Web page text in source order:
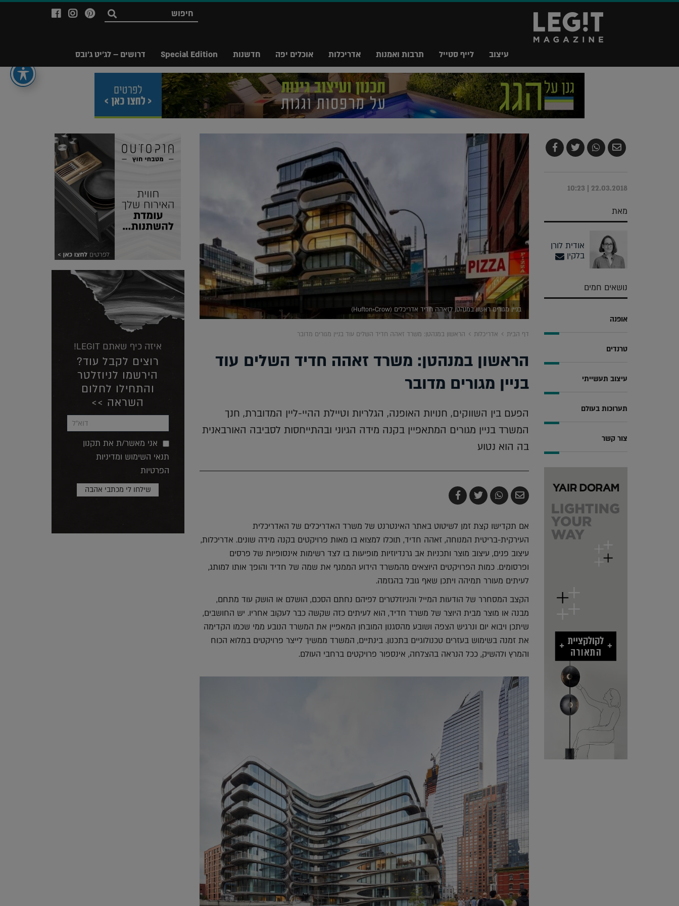
עיצוב לייף סטייל תרבות ואמנות אדריכלות אוכלים יפה חדשנות Special Edition דרושים – לג'יט ג'ובס
חפש
לעמוד
של
לעמוד
לג'יט
Legit
בניין מגורים ראשון במנהטן לזאהה חדיד אדריכלים (Hufton+Crow)
דף הבית אדריכלות הראשון במנהטן: משרד זאהה חדיד השלים עוד בניין מגורים מדובר
הראשון במנהטן: משרד זאהה חדיד השלים עוד
בניין מגורים מדובר
הפעם בין השווקים, חנויות האופנה, הגלריות וטיילת ההיי-ליין המדוברת, חנך
המשרד בניין מגורים המתאפיין בקנה מידה הגיוני ובהתייחסות לסביבה האורבאנית
בה הוא נטוע
שלח
בדואר
שתף
ב-
צייץ
ב-
שתף
ב-
אם תקדישו קצת זמן לשיטוט באתר האינטרנט של משרד האדריכלים של האדריכלית
העירקית-בריטית המנוחה, זאהה חדיד, תוכלו למצוא בו מאות פרויקטים בקנה מידה שונים. אדריכלות,
עיצוב פנים, עיצוב מוצר ותכניות אב גרנדיוזיות מופיעות בו לצד רשימות אינסופיות של פרסים
ופרסומים. כמות הפרויקטים היוצאים מהמשרד הידוע הממנף את שמה של חדיד והופך אותו למותג,
לעיתים מעורר תמיהה ויתכן שאף גובל בהגזמה.
הקצב המסחרר של הודעות המייל והניוזלטרים לפיהם נחתם הסכם, הושלם או הושק עוד מתחם,
מבנה או מוצר מבית היוצר של משרד חדיד, הוא לעיתים כזה שקשה כבר לעקוב אחריו. יש החושבים,
שיתכן ויבוא יום ונרגיש הצפה ושובע מהסגנון המובחן המאפיין את המשרד הנובע ממי שכמו הקדימה
את זמנה בשימוש בעזרים טכנולוגיים בתכנון. בינתיים, המשרד ממשיך לייצר פרויקטים במלוא הכוח
והמרץ ולהשיק, ככל הנראה בהצלחה, אינספור פרויקטים ברחבי העולם.
שלח
בדואר
שתף
ב-
צייץ
ב-
שתף
ב-
Facebook
22.03.2018 | 10:23
מאת
אודית לורן
בלקין
נושאים חמים
אופנה
טרנדים
עיצוב תעשייתי
תערוכות בעולם
צור קשר
איזה כיף שאתם LEGIT!
רוצים לקבל עוד?
הירשמו לניוזלטר
והתחילו לחלום
השראה >>
אני מאשר/ת את תקנון
תנאי השימוש ומדיניות
הפרטיות